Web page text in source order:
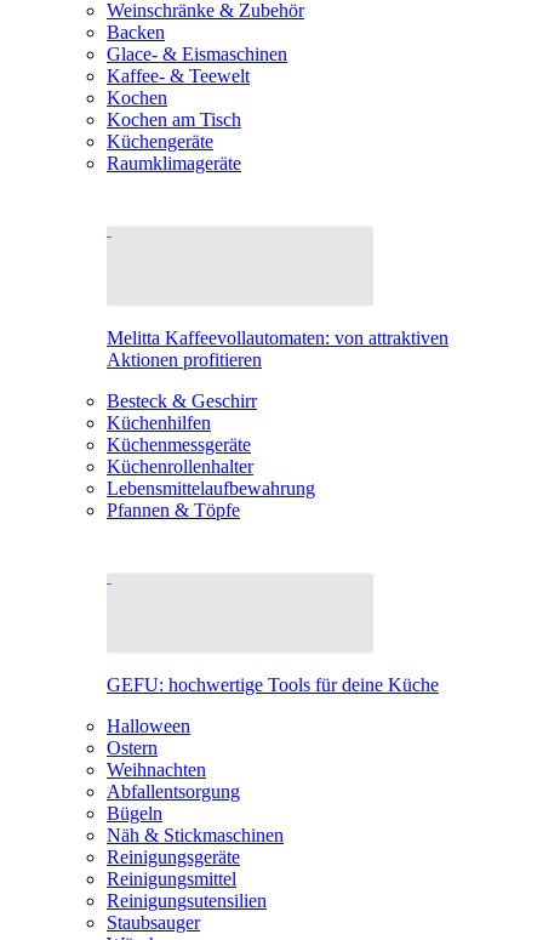
Weinschränke & Zubehör
Backen
Glace- & Eismaschinen
Kaffee- & Teewelt
Kochen
Kochen am Tisch
Küchengeräte
Raumklimageräte
Melitta Kaffeevollautomaten: von attraktiven
Aktionen profitieren
Besteck & Geschirr
Küchenhilfen
Küchenmessgeräte
Küchenrollenhalter
Lebensmittelaufbewahrung
Pfannen & Töpfe
GEFU: hochwertige Tools für deine Küche
Halloween
Ostern
Weihnachten
Abfallentsorgung
Bügeln
Näh & Stickmaschinen
Reinigungsgeräte
Reinigungsmittel
Reinigungsutensilien
Staubsauger